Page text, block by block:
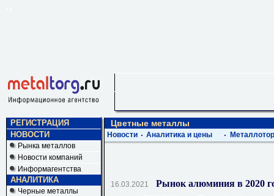
РЕГИСТРАЦИЯ
НОВОСТИ
Рынка металлов
Новости компаний
Информагентства
АНАЛИТИКА
Черные металлы
Цветные металлы
Новости Аналитика и цены
16.03.2021 Рынок алюминия в 2020